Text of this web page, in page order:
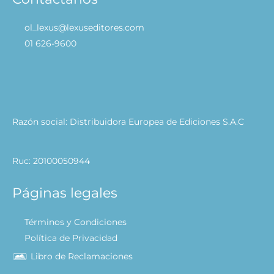
ol_lexus@lexuseditores.com
01 626-9600
Razón social: Distribuidora Europea de Ediciones S.A.C
Ruc: 20100050944
Páginas legales
Términos y Condiciones
Política de Privacidad
Libro de Reclamaciones